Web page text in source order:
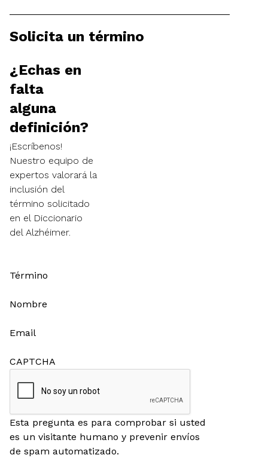
Solicita un término
¿Echas en
falta
alguna
definición?
¡Escríbenos!
Nuestro equipo de
expertos valorará la
inclusión del
término solicitado
en el Diccionario
del Alzhéimer.
Término
Nombre
Email
CAPTCHA
Esta pregunta es para comprobar si usted
es un visitante humano y prevenir envíos
de spam automatizado.